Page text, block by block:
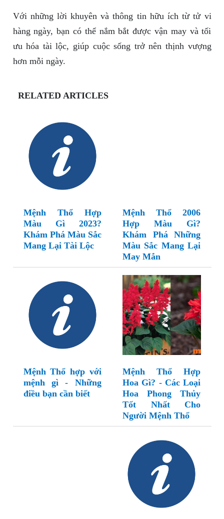
Với những lời khuyên và thông tin hữu ích từ tử vi
hàng ngày, bạn có thể nắm bắt được vận may và tối
ưu hóa tài lộc, giúp cuộc sống trở nên thịnh vượng
hơn mỗi ngày.
RELATED ARTICLES
Mệnh Thổ Hợp
Màu Gì 2023?
Khám Phá Màu Sắc
Mang Lại Tài Lộc
Mệnh Thổ 2006
Hợp Màu Gì?
Khám Phá Những
Màu Sắc Mang Lại
May Mắn
Mệnh Thổ hợp với
mệnh gì - Những
điều bạn cần biết
Mệnh Thổ Hợp
Hoa Gì? - Các Loại
Hoa Phong Thủy
Tốt Nhất Cho
Người Mệnh Thổ